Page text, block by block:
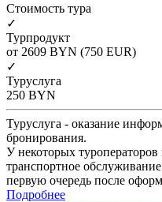
Cтоимость тура
✓
Турпродукт
от 2609 BYN (750 EUR)
✓
Туруслуга
250 BYN
Туруслуга - оказание
бронирования.
У некоторых туроператоров
транспортное
первую очередь после
Подробнее